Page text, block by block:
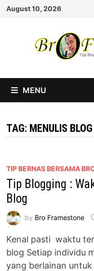
Skip
August 10, 2026
MENU
TAG: MENULIS BLOG
TIP BERNAS BERSAMA
Tip Blogging :
Blog
by Bro Framestone
Kenal pasti waktu
blog Setiap individu
yang berlainan